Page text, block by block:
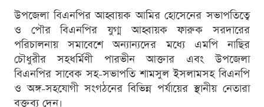
উপজেলা বিএনপির আহ্বায়ক আমির হোসেনের সভাপতিত্বে
ও পৌর বিএনপির যুগ্ম আহ্বায়ক ফারুক সরদারের
পরিচালনায় সমাবেশে অন্যান্যদের মধ্যে এমপি নাছির
চৌধুরীর সহধর্মিণী পারভীন আক্তার এবং উপজেলা
বিএনপির সাবেক সহ-সভাপতি শামসুল ইসলামসহ বিএনপি
ও অঙ্গ-সহযোগী সংগঠনের বিভিন্ন পর্যায়ের স্থানীয় নেতারা
বক্তব্য দেন।